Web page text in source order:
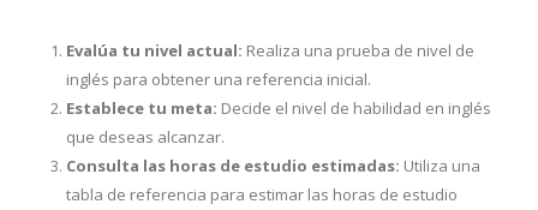
Evalúa tu nivel actual: Realiza una prueba de nivel de
inglés para obtener una referencia inicial.
Establece tu meta: Decide el nivel de habilidad en inglés
que deseas alcanzar.
Consulta las horas de estudio estimadas: Utiliza una
tabla de referencia para estimar las horas de estudio